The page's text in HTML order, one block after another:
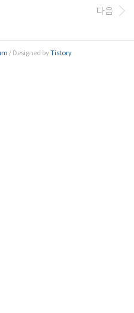
는 역할을 수행하는
와 함께 지난
Seoul 202
다음
/ Designed byTistory